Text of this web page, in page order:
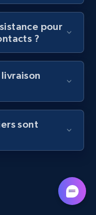
price, Final
Essai gratuit
products by
price, Final
pour
?
sont